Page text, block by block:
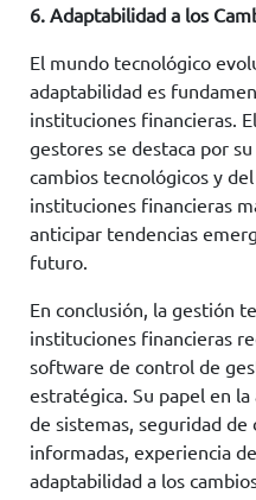
6. Adaptabilidad a los
El mundo tecnológico
adaptabilidad es
instituciones financieras.
gestores se destaca por
cambios tecnológicos y
instituciones financieras
anticipar tendencias
futuro.
En conclusión, la gestión
instituciones financieras
software de control de
estratégica. Su papel en
de sistemas, seguridad
informadas, experiencia
adaptabilidad a los